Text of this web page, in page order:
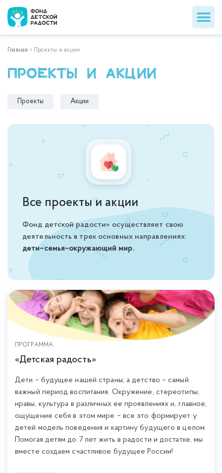
Главная > Проекты и акции
Проекты и акции
Проекты Акции
Все проекты и акции
Фонд детской радости» осуществляет свою
деятельность в трех основных направлениях:
дети–семья–окружающий мир.
ПРОГРАММА
«Детская радость»
Дети – будущее нашей страны, а детство – самый
важный период воспитания. Окружение, стереотипы,
нравы, культура в различных ее проявлениях и, главное,
ощущение себя в этом мире – все это формирует у
детей модель поведения и картину будущего в целом.
Помогая детям до 7 лет жить в радости и достатке, мы
вместе создаем счастливое будущее России!